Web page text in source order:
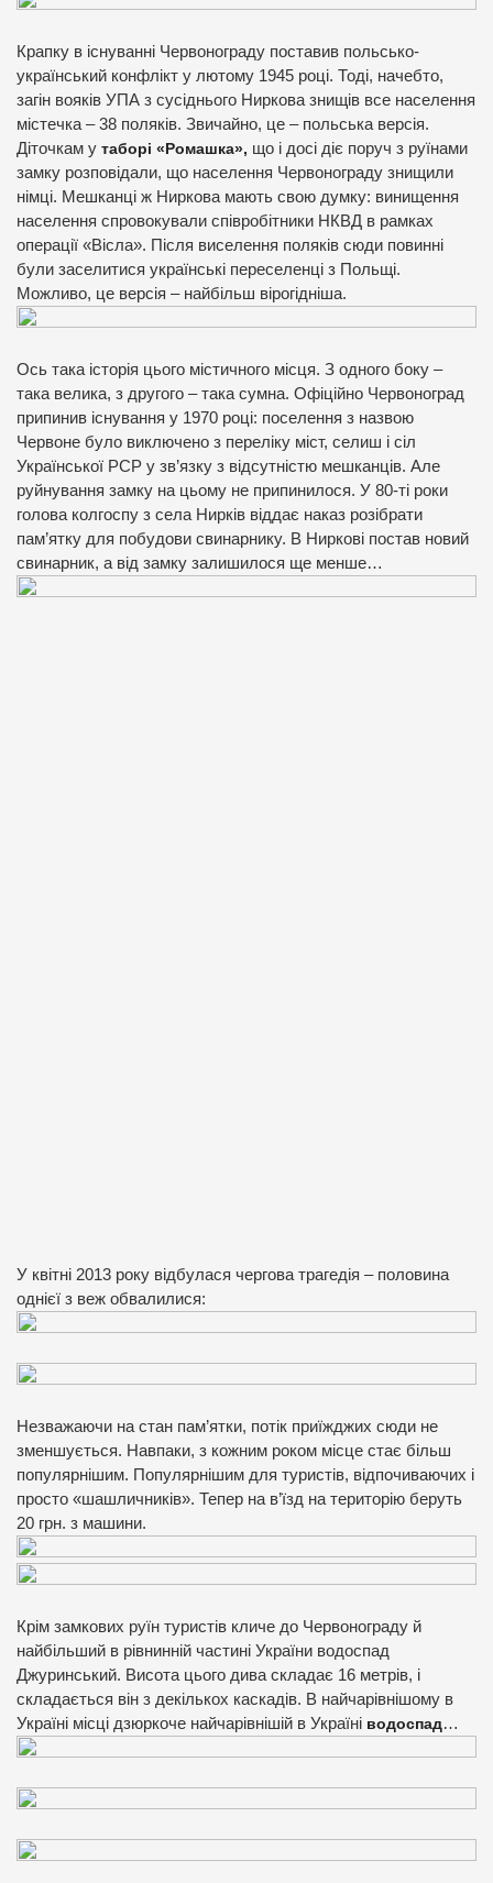
Крапку в існуванні Червонограду поставив польсько-
український конфлікт у лютому 1945 році. Тоді, начебто,
загін вояків УПА з сусіднього Ниркова знищів все населення
містечка – 38 поляків. Звичайно, це – польська версія.
Діточкам у таборі «Ромашка», що і досі діє поруч з руїнами
замку розповідали, що населення Червонограду знищили
німці. Мешканці ж Ниркова мають свою думку: винищення
населення спровокували співробітники НКВД в рамках
операції «Вісла». Після виселення поляків сюди повинні
були заселитися українські переселенці з Польщі.
Можливо, це версія – найбільш вірогідніша.
Ось така історія цього містичного місця. З одного боку –
така велика, з другого – така сумна. Офіційно Червоноград
припинив існування у 1970 році: поселення з назвою
Червоне було виключено з переліку міст, селиш і сіл
Української РСР у зв’язку з відсутністю мешканців. Але
руйнування замку на цьому не припинилося. У 80-ті роки
голова колгоспу з села Нирків віддає наказ розібрати
пам’ятку для побудови свинарнику. В Ниркові постав новий
свинарник, а від замку залишилося ще менше…
У квітні 2013 року відбулася чергова трагедія – половина
однієї з веж обвалилися:
Незважаючи на стан пам’ятки, потік приїжджих сюди не
зменшується. Навпаки, з кожним роком місце стає більш
популярнішим. Популярнішим для туристів, відпочиваючих і
просто «шашличників». Тепер на в’їзд на територію беруть
20 грн. з машини.
Крім замкових руїн туристів кличе до Червонограду й
найбільший в рівнинній частині України водоспад
Джуринський. Висота цього дива складає 16 метрів, і
складається він з декількох каскадів. В найчарівнішому в
Україні місці дзюркоче найчарівнішій в Україні водоспад…